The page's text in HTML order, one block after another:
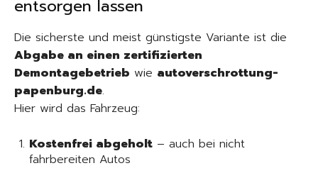
entsorgen lassen
Die sicherste und meist günstigste Variante ist die
Abgabe an einen zertifizierten
Demontagebetrieb wie autoverschrottung-
papenburg.de.
Hier wird das Fahrzeug:
Kostenfrei abgeholt – auch bei nicht
fahrbereiten Autos